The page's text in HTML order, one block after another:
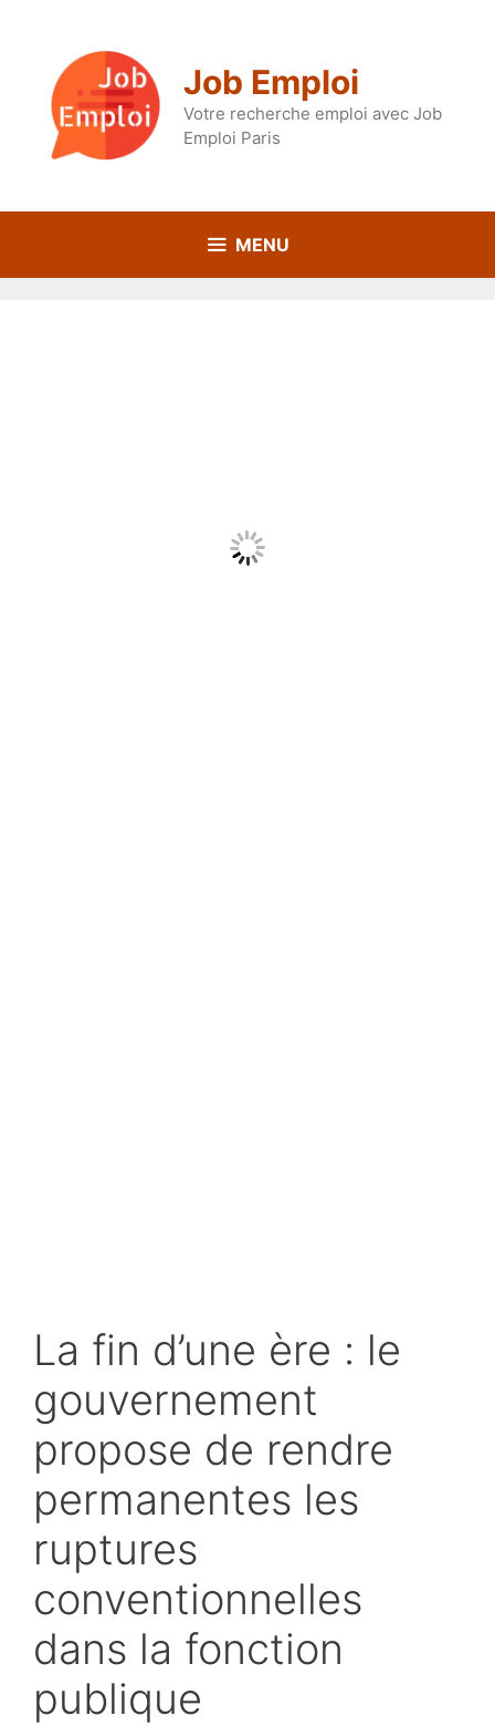
Job Emploi
Votre recherche emploi avec Job
Emploi Paris
MENU
La fin d’une ère : le
gouvernement
propose de rendre
permanentes les
ruptures
conventionnelles
dans la fonction
publique